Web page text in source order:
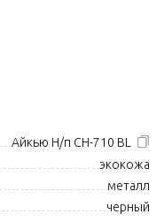
Айкью Н/п CH-710 BL
экокожа
металл
черный